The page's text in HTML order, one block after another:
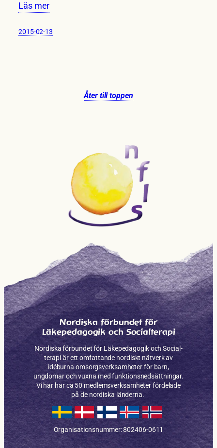
Läs mer
2015-02-13
Åter till toppen
Nordiska förbundet för
Läkepedagogik och Socialterapi
Nordiska förbundet för Läkepe­dagogik och Social­
terapi är ett omfattande nordiskt nätverk av
idéburna omsorgs­verksam­heter för barn,
ungdomar och vuxna med funktions­nedsättningar.
Vi har har ca 50 medlems­verksamheter fördelade
på de nordiska länderna.
Organisationsnummer: 802406-0611